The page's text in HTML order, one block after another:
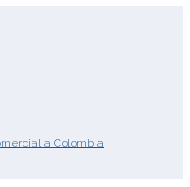
a Colombia